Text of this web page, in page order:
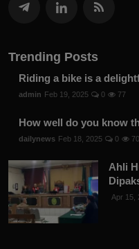
Trending Posts
Riding a bike is a
admin Feb 19, 2025 0 77
How well do you know
dailynews Feb 18, 2025 0 70
Ahli
Apr 15,